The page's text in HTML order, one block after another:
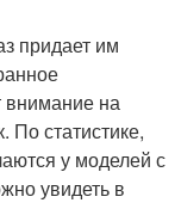
придает им
на
По статистике,
у моделей с
увидеть в